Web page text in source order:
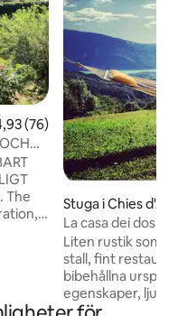
av 5 i genomsnittligt
(76)
The
Stuga i Chies
La casa dei dos
Liten rustik som
stall, fint
bibehållna
egenskaper, ljust
bottenvåningen